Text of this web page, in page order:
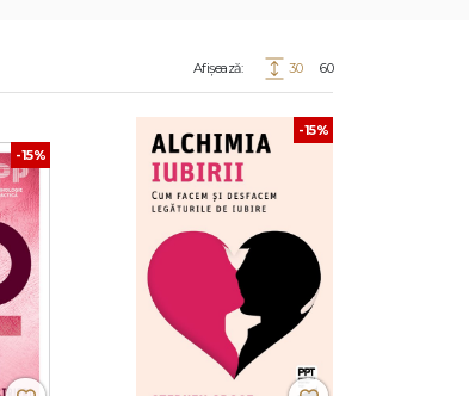
Afișează: 30 60
-15%
-15%